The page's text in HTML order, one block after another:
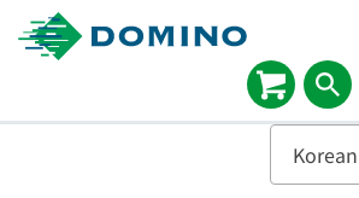
Korean